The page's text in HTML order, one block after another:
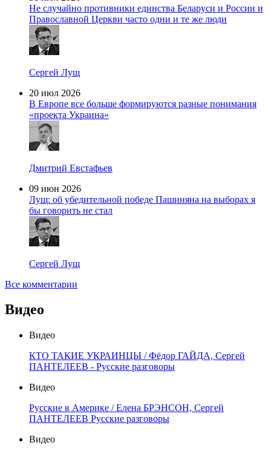
Не случайно противники единства Беларуси и России и
Православной Церкви часто одни и те же люди
Сергей Лущ
20 июл 2026
В Европе все больше формируются разные понимания
«проекта Украина»
Дмитрий Евстафьев
09 июн 2026
Лущ: об убедительной победе Пашиняна на выборах я
бы говорить не стал
Сергей Лущ
Все комментарии
Видео
Видео
КТО ТАКИЕ УКРАИНЦЫ / Фёдор ГАЙДА, Сергей
ПАНТЕЛЕЕВ - Русские разговоры
Видео
Русские в Америке / Елена БРЭНСОН, Сергей
ПАНТЕЛЕЕВ Русские разговоры
Видео